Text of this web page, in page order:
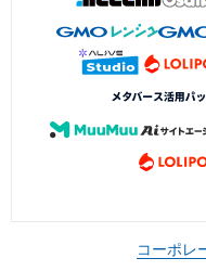
コーポレ